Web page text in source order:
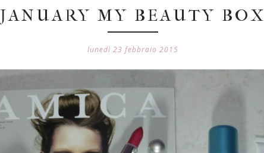
JANUARY MY BEAUTY BOX
lunedì 23 febbraio 2015